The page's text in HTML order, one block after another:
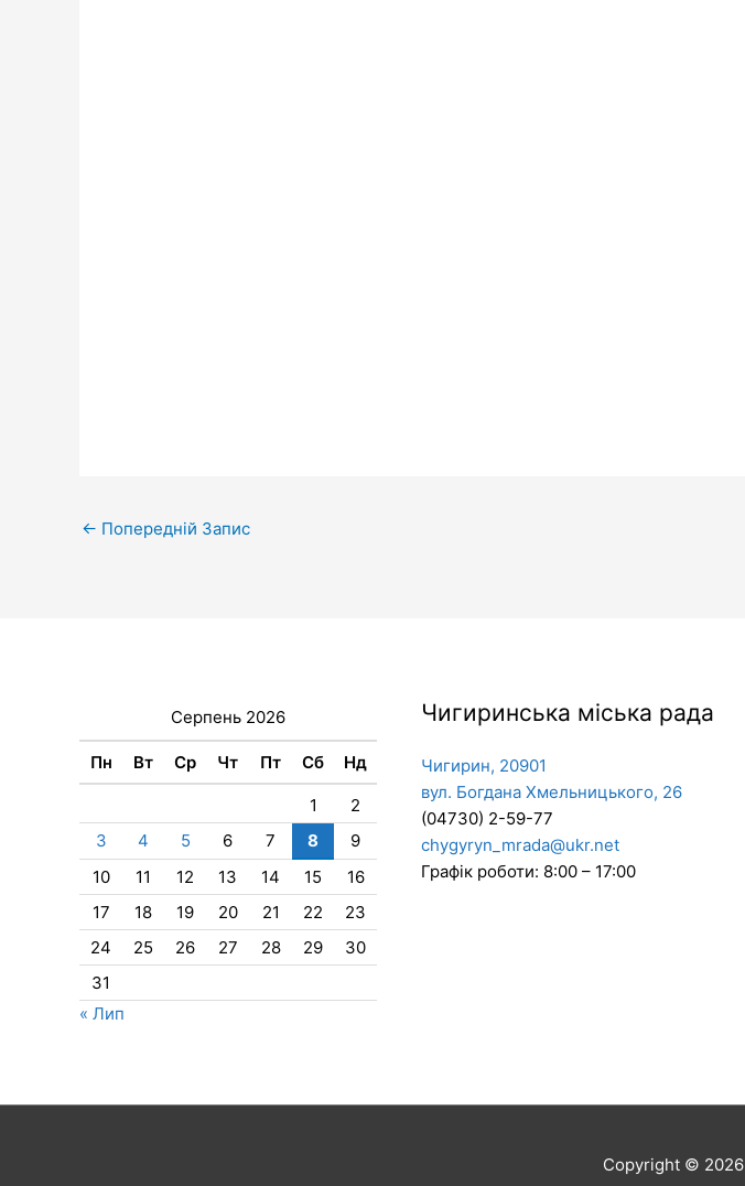
← Попередній Запис
Серпень 2026
Пн Вт Ср Чт Пт Сб Нд
1
2
3
4 5 6 7 8
9
10
11 12 13 14 15
16
17
18 19 20 21 22
23
24
25 26 27 28 29
30
31
« Лип
Чигиринська міська рада
Чигирин, 20901
вул. Богдана Хмельницького, 26
(04730) 2-59-77
chygyryn_mrada@ukr.net
Графік роботи: 8:00 – 17:00
Copyright © 2026